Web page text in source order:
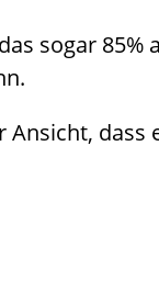
sogar 85%
Ansicht, dass